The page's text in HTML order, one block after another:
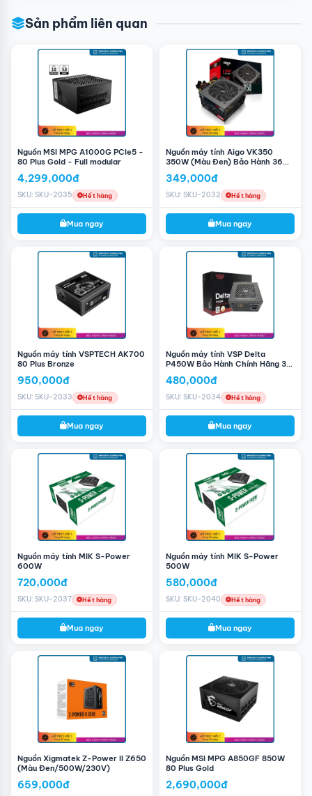
Sản phẩm liên quan
Nguồn MSI MPG A1000G PCIe5 -
80 Plus Gold - Full modular
4,299,000đ
SKU: SKU-2035 Hết hàng
Mua ngay
Nguồn máy tính Aigo VK350
350W (Màu Đen) Bảo Hành 36
349,000đ
SKU: SKU-2032 Hết hàng
Mua ngay
Nguồn máy tính VSPTECH AK700
80 Plus Bronze
950,000đ
SKU: SKU-2033 Hết hàng
Mua ngay
Nguồn máy tính VSP Delta
P450W Bảo Hành Chính Hãng 3
480,000đ
SKU: SKU-2034 Hết hàng
Mua ngay
Nguồn máy tính MIK S-Power
600W
720,000đ
SKU: SKU-2037 Hết hàng
Mua ngay
Nguồn máy tính MIK S-Power
500W
580,000đ
SKU: SKU-2040 Hết hàng
Mua ngay
Nguồn Xigmatek Z-Power II Z650
(Màu Đen/500W/230V)
659,000đ
Nguồn MSI MPG A850GF 850W
80 Plus Gold
2,690,000đ